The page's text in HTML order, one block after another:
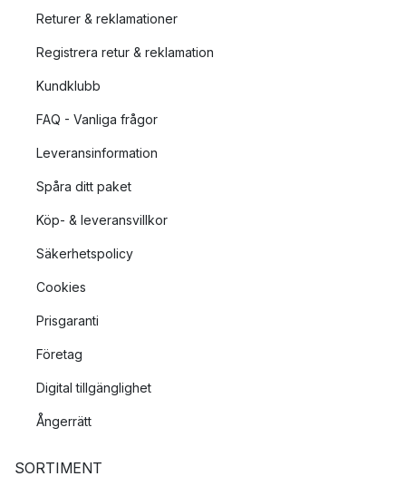
Returer & reklamationer
Registrera retur & reklamation
Kundklubb
FAQ - Vanliga frågor
Leveransinformation
Spåra ditt paket
Köp- & leveransvillkor
Säkerhetspolicy
Cookies
Prisgaranti
Företag
Digital tillgänglighet
Ångerrätt
SORTIMENT